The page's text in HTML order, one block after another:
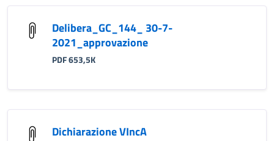
Delibera_GC_144_ 30-7-
2021_approvazione
PDF 653,5K
Dichiarazione VIncA